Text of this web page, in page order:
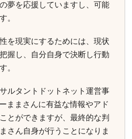
夢を応援していますし、可能
。
を現実にするためには、現状
握し、自分自身で決断し行動
。
ルタントドットネット運営事
ままさんに有益な情報やアド
とができますが、最終的な判
さん自身が行うことになりま